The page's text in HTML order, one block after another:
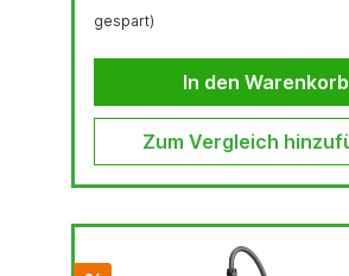
10.000 N Magnetfuß 70 x 185 mm
gespart)
In den Warenkorb
Zum Vergleich